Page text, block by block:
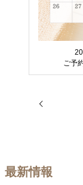
ご予
最新情報